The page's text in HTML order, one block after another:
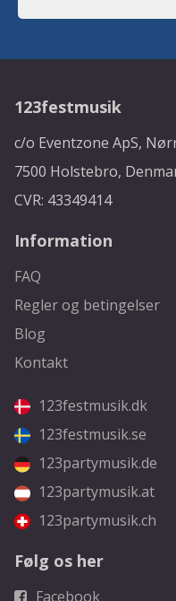
123festmusik
c/o Eventzone ApS,
7500 Holstebro,
CVR: 43349414
Information
FAQ
Regler og betingelser
Blog
Kontakt
123festmusik.dk
123festmusik.se
123partymusik.de
123partymusik.at
123partymusik.ch
Følg os her
Facebook